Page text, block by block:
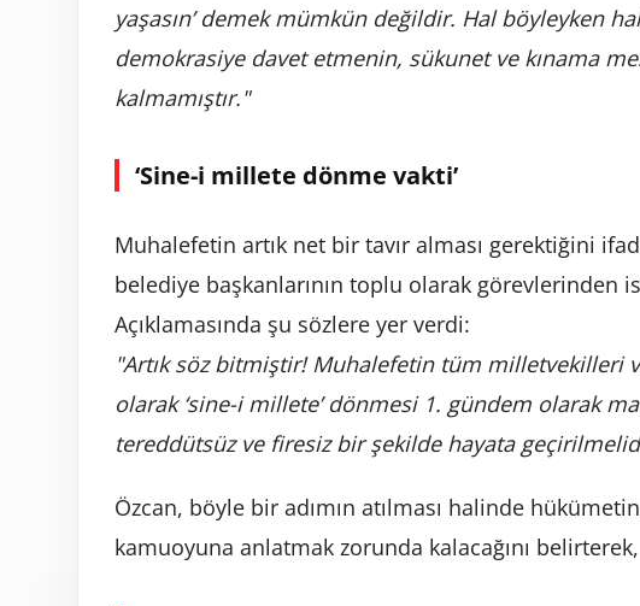
yaşasın’ demek mümkün değildir. Hal böyleyken
demokrasiye davet etmenin, sükunet ve kınama
kalmamıştır."
‘Sine-i millete dönme vakti’
Muhalefetin artık net bir tavır alması gerektiğini
belediye başkanlarının toplu olarak görevlerinden
Açıklamasında şu sözlere yer verdi:
"Artık söz bitmiştir! Muhalefetin tüm milletvekilleri
olarak ‘sine-i millete’ dönmesi 1. gündem olarak
tereddütsüz ve firesiz bir şekilde hayata
Özcan, böyle bir adımın atılması halinde
kamuoyuna anlatmak zorunda kalacağını